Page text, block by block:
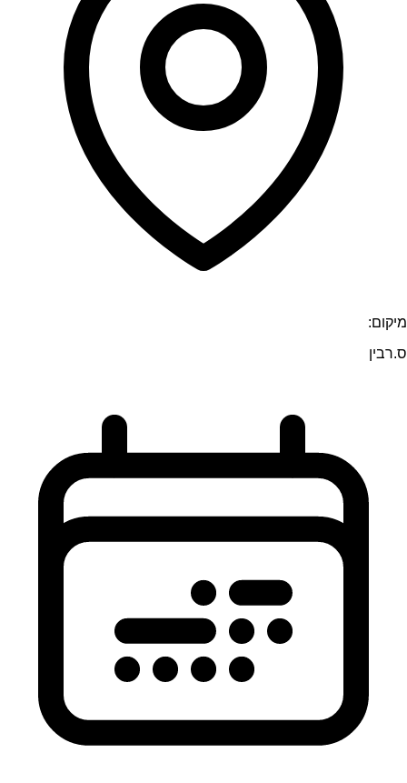
מיקום:
ס.רבין